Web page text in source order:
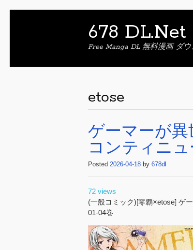
678 DL.Net
Free Manga DL 無料漫画 ダ
etose
ゲーマーが
コンティニ
Posted 2026-04-18 by 678dl
72 views
(一般コミック)[零覇×etose] ゲ
01-04巻